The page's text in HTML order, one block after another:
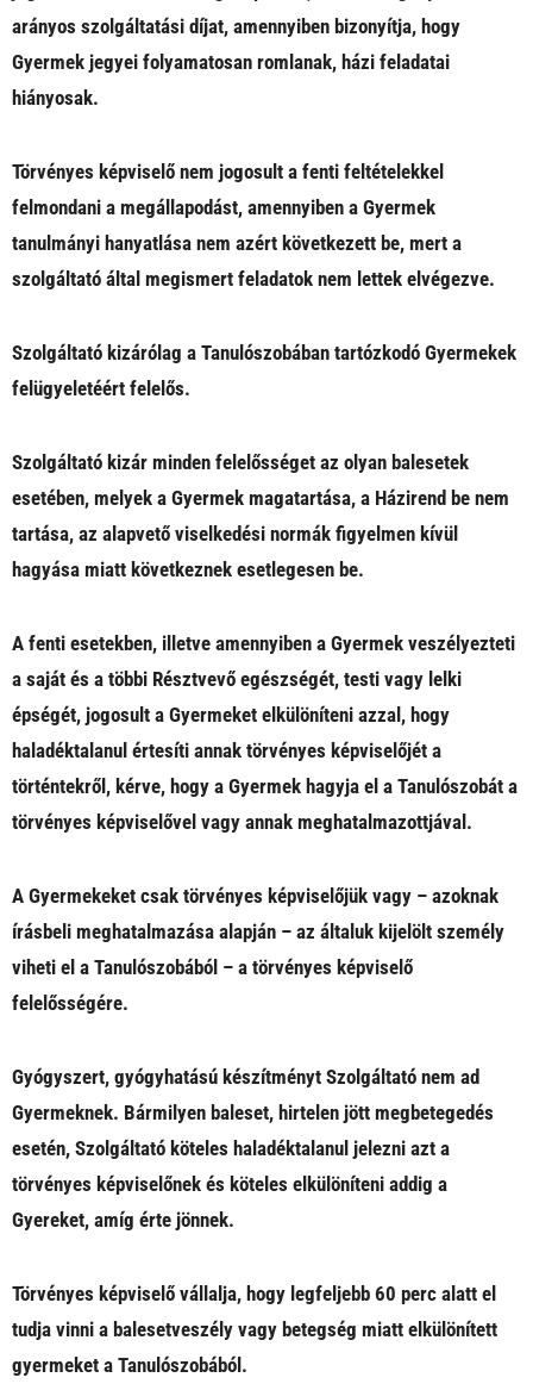
arányos szolgáltatási díjat, amennyiben bizonyítja, hogy
Gyermek jegyei folyamatosan romlanak, házi feladatai
hiányosak.
Törvényes képviselő nem jogosult a fenti feltételekkel
felmondani a megállapodást, amennyiben a Gyermek
tanulmányi hanyatlása nem azért következett be, mert a
szolgáltató által megismert feladatok nem lettek elvégezve.
Szolgáltató kizárólag a Tanulószobában tartózkodó Gyermekek
felügyeletéért felelős.
Szolgáltató kizár minden felelősséget az olyan balesetek
esetében, melyek a Gyermek magatartása, a Házirend be nem
tartása, az alapvető viselkedési normák figyelmen kívül
hagyása miatt következnek esetlegesen be.
A fenti esetekben, illetve amennyiben a Gyermek veszélyezteti
a saját és a többi Résztvevő egészségét, testi vagy lelki
épségét, jogosult a Gyermeket elkülöníteni azzal, hogy
haladéktalanul értesíti annak törvényes képviselőjét a
történtekről, kérve, hogy a Gyermek hagyja el a Tanulószobát a
törvényes képviselővel vagy annak meghatalmazottjával.
A Gyermekeket csak törvényes képviselőjük vagy – azoknak
írásbeli meghatalmazása alapján – az általuk kijelölt személy
viheti el a Tanulószobából – a törvényes képviselő
felelősségére.
Gyógyszert, gyógyhatású készítményt Szolgáltató nem ad
Gyermeknek. Bármilyen baleset, hirtelen jött megbetegedés
esetén, Szolgáltató köteles haladéktalanul jelezni azt a
törvényes képviselőnek és köteles elkülöníteni addig a
Gyereket, amíg érte jönnek.
Törvényes képviselő vállalja, hogy legfeljebb 60 perc alatt el
tudja vinni a balesetveszély vagy betegség miatt elkülönített
gyermeket a Tanulószobából.